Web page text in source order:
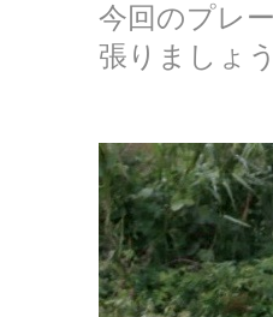
今回のプレ
張りましょう